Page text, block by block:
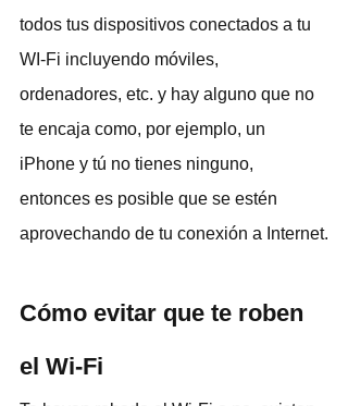
todos tus dispositivos conectados a tu
WI-Fi incluyendo móviles,
ordenadores, etc. y hay alguno que no
te encaja como, por ejemplo, un
iPhone y tú no tienes ninguno,
entonces es posible que se estén
aprovechando de tu conexión a Internet.
Cómo evitar que te roben
el Wi-Fi